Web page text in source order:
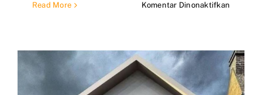
Read More Komentar Dinonaktifkan
Jakarta